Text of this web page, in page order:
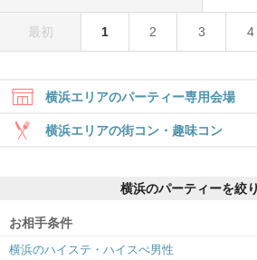
最初 1 2 3 4
横浜エリアのパーティー専用会場
ドキドキする”しかけ”をたっぷりご用
横浜エリアの街コン・趣味コン
6対6～｜
横浜のパーティーを絞
お相手条件
横浜のハイステ・ハイスぺ男性